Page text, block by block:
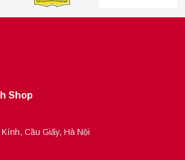
Shop
Cầu Giấy, Hà Nội